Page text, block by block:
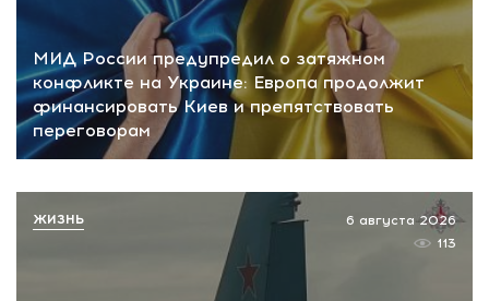
МИД России предупредил о затяжном
конфликте на Украине: Европа продолжит
финансировать Киев и препятствовать
переговорам
6 августа 2026
113
ЖИЗНЬ